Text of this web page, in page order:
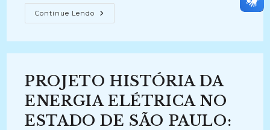
Continue Lendo MODELO
DE
DA
ACERVO
ACADÊMICO
DIGITAL
(2022-
2025)
PROJETO HISTÓRIA DA
ENERGIA ELÉTRICA NO
ESTADO DE SÃO PAULO: